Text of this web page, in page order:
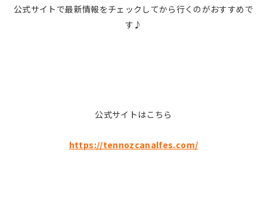
公式サイトで最新情報をチェックしてから行くのがおすすめで
す♪
公式サイトはこちら
https://tennozcanalfes.com/